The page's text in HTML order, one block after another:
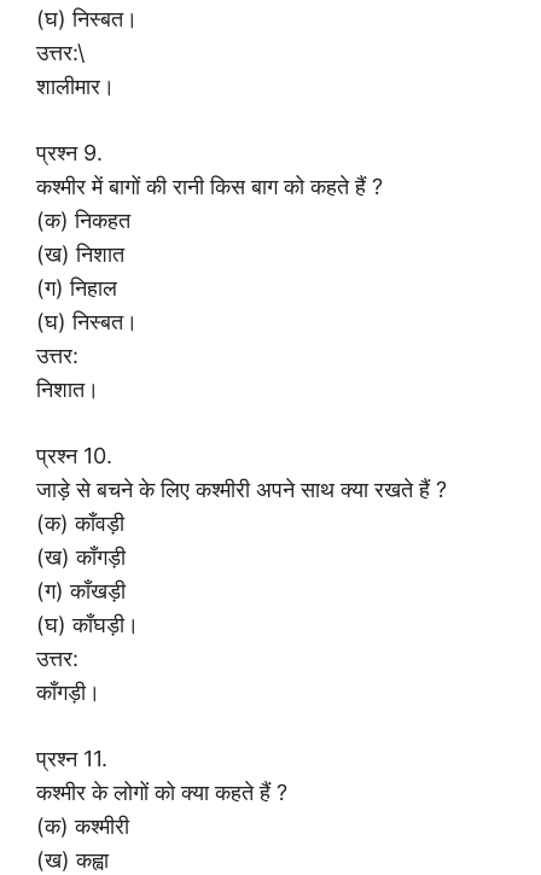
(घ) निस्बत।
उत्तर:\
शालीमार।
प्रश्न 9.
कश्मीर में बागों की रानी किस बाग को कहते हैं ?
(क) निकहत
(ख) निशात
(ग) निहाल
(घ) निस्बत।
उत्तर:
निशात।
प्रश्न 10.
जाड़े से बचने के लिए कश्मीरी अपने साथ क्या रखते हैं ?
(क) काँवड़ी
(ख) काँगड़ी
(ग) काँखड़ी
(घ) काँघड़ी।
उत्तर:
काँगड़ी।
प्रश्न 11.
कश्मीर के लोगों को क्या कहते हैं ?
(क) कश्मीरी
(ख) कह्वा